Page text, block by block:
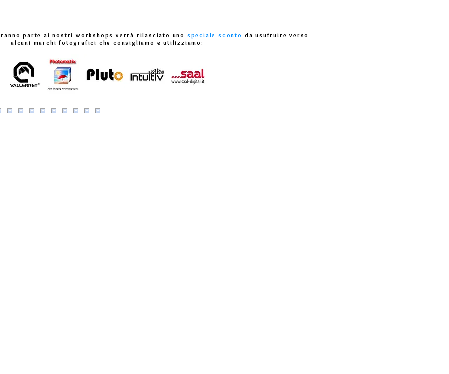
parte ai nostri workshops verrà rilasciato uno speciale sconto da usufruire verso
alcuni marchi fotografici che consigliamo e utilizziamo: